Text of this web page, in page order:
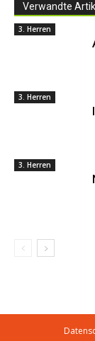
Verwandte
3. Herren
3. Herren
3. Herren